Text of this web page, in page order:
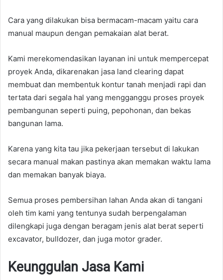
Cara yang dilakukan bisa bermacam-macam yaitu cara
manual maupun dengan pemakaian alat berat.
Kami merekomendasikan layanan ini untuk mempercepat
proyek Anda, dikarenakan jasa land clearing dapat
membuat dan membentuk kontur tanah menjadi rapi dan
tertata dari segala hal yang mengganggu proses proyek
pembangunan seperti puing, pepohonan, dan bekas
bangunan lama.
Karena yang kita tau jika pekerjaan tersebut di lakukan
secara manual makan pastinya akan memakan waktu lama
dan memakan banyak biaya.
Semua proses pembersihan lahan Anda akan di tangani
oleh tim kami yang tentunya sudah berpengalaman
dilengkapi juga dengan beragam jenis alat berat seperti
excavator, bulldozer, dan juga motor grader.
Keunggulan Jasa Kami